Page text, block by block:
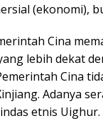
(ekonomi),
Cina
lebih dekat
Cina
Adanya
etnis Uighur.